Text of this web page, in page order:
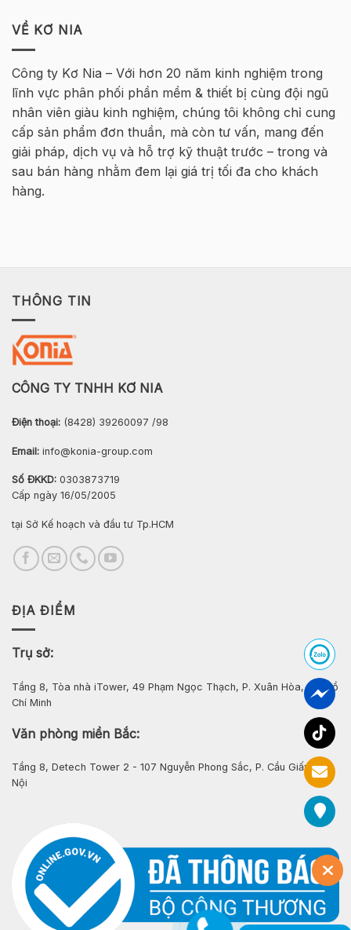
Bê
Cốt
thép
2026
–
Hà
Nội
MT
HØJGAARD
VIETNAM
VỀ KƠ NIA
Công ty Kơ Nia – Với hơn 20 năm kinh nghiệm trong
lĩnh vực phân phối phần mềm & thiết bị cùng đội ngũ
nhân viên giàu kinh nghiệm, chúng tôi không chỉ cung
cấp sản phẩm đơn thuần, mà còn tư vấn, mang đến
giải pháp, dịch vụ và hỗ trợ kỹ thuật trước – trong và
sau bán hàng nhằm đem lại giá trị tối đa cho khách
hàng.
THÔNG TIN
CÔNG TY TNHH KƠ NIA
Điện thoại: (8428) 39260097 /98
Email: info@konia-group.com
Số ĐKKD: 0303873719
Cấp ngày 16/05/2005
tại Sở Kế hoạch và đầu tư Tp.HCM
ĐỊA ĐIỂM
Trụ sở:
Tầng 8, Tòa nhà iTower, 49 Phạm Ngọc Thạch, P. Xuân Hòa, Tp. Hồ
Chí Minh
Văn phòng miền Bắc:
Tầng 8, Detech Tower 2 - 107 Nguyễn Phong Sắc, P. Cầu Giấy, Hà
Nội